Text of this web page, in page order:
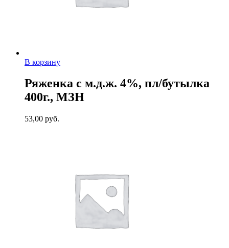
В корзину
Ряженка с м.д.ж. 4%, пл/бутылка
400г., МЗН
53,00 руб.